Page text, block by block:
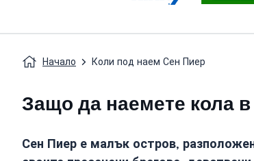
Начало Коли под наем Сен Пиер
Защо да наемете кола
Сен Пиер е малък остров,